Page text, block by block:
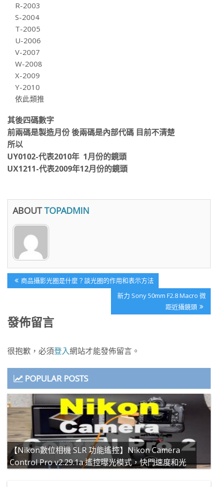
R-2003
S-2004
T-2005
U-2006
V-2007
W-2008
X-2009
Y-2010
依此類推
其後四碼數字
前兩碼是製造月份 後兩碼是內部代碼 目前不清楚
所以
UY0102-代表2010年 1月份的鏡頭
UX1211-代表2009年12月份的鏡頭
ABOUT TOPADMIN
文
章
覽
Previous
Post:
商品攝影光圈是什麼？談光圈的作用和表示方法
Next
新力 Sony 50mm F2.8 Macro 微
距近攝鏡頭
發佈留言
很抱歉，必須登入網站才能發佈留言。
POPULAR POSTS
【Nikon數位相機 SLR 功能遙控】Nikon Camera
Control Pro v2.29.1a 遙控曝光模式，快門速度和光